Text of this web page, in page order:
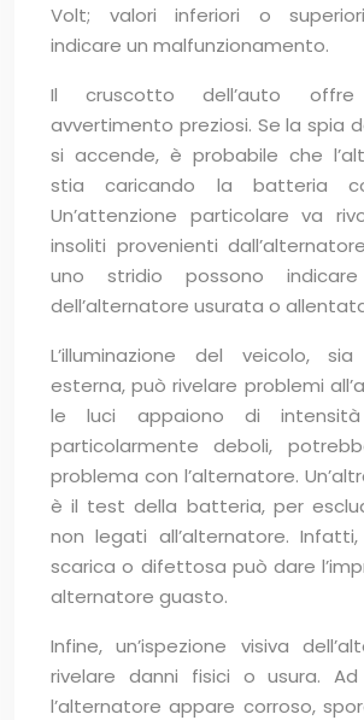
Volt; valori inferiori o
indicare un malfunzionamento.
Il cruscotto dell’auto
avvertimento preziosi. Se la spia
si accende, è probabile che
stia caricando la batteria
Un’attenzione particolare va
insoliti provenienti
uno stridio possono
dell’alternatore usurata o
L’illuminazione del veicolo,
esterna, può rivelare problemi
le luci appaiono di
particolarmente deboli,
problema con l’alternatore.
è il test della batteria, per
non legati all’alternatore.
scarica o difettosa può dare
alternatore guasto.
Infine, un’ispezione visiva
rivelare danni fisici o usura.
l’alternatore appare corroso,